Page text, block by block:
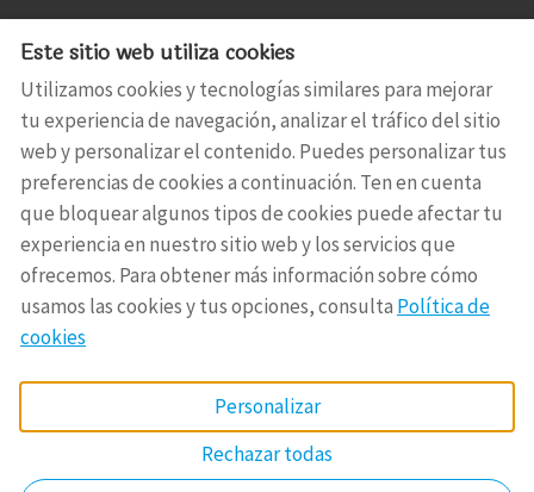
3781 COVINGTON HWY,
DECATUR, GA, Estados
Unidos 30032.
Email:
admin@rtbnb.com
©2026
derechos reservados-
Powered by Lodgify
Este sitio web utiliza cookies
Utilizamos cookies y tecnologías similares para mejorar
tu experiencia de navegación, analizar el tráfico del sitio
web y personalizar el contenido. Puedes personalizar tus
preferencias de cookies a continuación. Ten en cuenta
que bloquear algunos tipos de cookies puede afectar tu
experiencia en nuestro sitio web y los servicios que
ofrecemos. Para obtener más información sobre cómo
usamos las cookies y tus opciones, consulta Política de
cookies
Personalizar
Rechazar todas